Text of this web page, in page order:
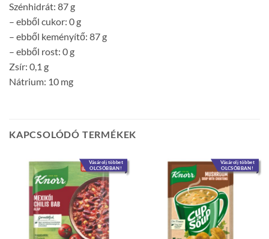
Szénhidrát: 87 g
– ebből cukor: 0 g
– ebből keményítő: 87 g
– ebből rost: 0 g
Zsír: 0,1 g
Nátrium: 10 mg
KAPCSOLÓDÓ TERMÉKEK
Vásárolj többet
OLCSÓBBAN!
Vásárolj többet
OLCSÓBBAN!